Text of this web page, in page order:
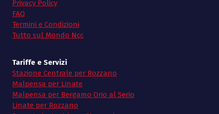
Privacy Policy
FAQ
Termini e Condizioni
Tutto sul Mondo Ncc
Tariffe e Servizi
Stazione Centrale per Rozzano
Malpensa per Linate
Malpensa per Bergamo Orio al Serio
Linate per Rozzano